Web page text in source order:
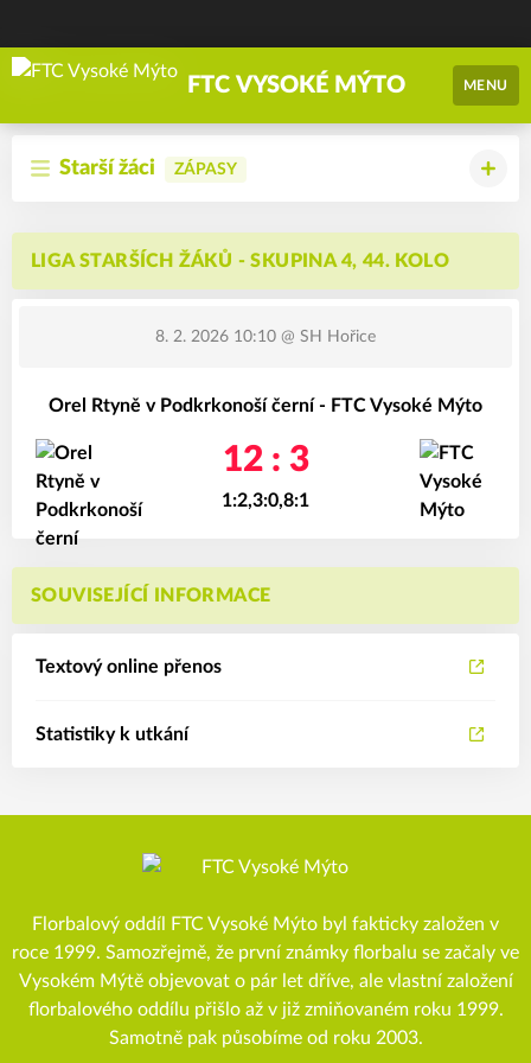
FTC VYSOKÉ MÝTO MENU
Starší žáci ZÁPASY
LIGA STARŠÍCH ŽÁKŮ - SKUPINA 4, 44. KOLO
8. 2. 2026 10:10 @ SH Hořice
Orel Rtyně v Podkrkonoší černí - FTC Vysoké Mýto
12 : 3
1:2,3:0,8:1
SOUVISEJÍCÍ INFORMACE
Textový online přenos
Statistiky k utkání
Florbalový oddíl FTC Vysoké Mýto byl fakticky založen v
roce 1999. Samozřejmě, že první známky florbalu se začaly ve
Vysokém Mýtě objevovat o pár let dříve, ale vlastní založení
florbalového oddílu přišlo až v již zmiňovaném roku 1999.
Samotně pak působíme od roku 2003.